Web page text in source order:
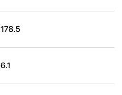
178.5
6.1